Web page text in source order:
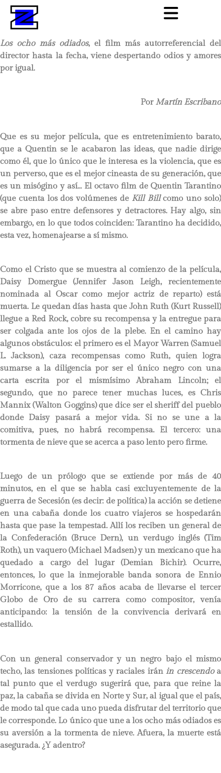
Los ocho más odiados, el film más autorreferencial del
director hasta la fecha, viene despertando odios y amores
por igual.
Por Martín Escribano
Que es su mejor película, que es entretenimiento barato,
que a Quentin se le acabaron las ideas, que nadie dirige
como él, que lo único que le interesa es la violencia, que es
un perverso, que es el mejor cineasta de su generación, que
es un misógino y así… El octavo film de Quentin Tarantino
(que cuenta los dos volúmenes de Kill Billcomo uno solo)
se abre paso entre defensores y detractores. Hay algo, sin
embargo, en lo que todos coinciden: Tarantino ha decidido,
esta vez, homenajearse a sí mismo.
Como el Cristo que se muestra al comienzo de la película,
Daisy Domergue (Jennifer Jason Leigh, recientemente
nominada al Oscar como mejor actriz de reparto) está
muerta. Le quedan días hasta que John Ruth (Kurt Russell)
llegue a Red Rock, cobre su recompensa y la entregue para
ser colgada ante los ojos de la plebe. En el camino hay
algunos obstáculos: el primero es el Mayor Warren (Samuel
L. Jackson), caza recompensas como Ruth, quien logra
sumarse a la diligencia por ser el único negro con una
carta escrita por el mismísimo Abraham Lincoln; el
segundo, que no parece tener muchas luces, es Chris
Mannix (Walton Goggins) que dice ser el sheriff del pueblo
donde Daisy pasará a mejor vida. Si no se une a la
comitiva, pues, no habrá recompensa. El tercero: una
tormenta de nieve que se acerca a paso lento pero firme.
Luego de un prólogo que se extiende por más de 40
minutos, en el que se habla casi excluyentemente de la
guerra de Secesión (es decir: de política) la acción se detiene
en una cabaña donde los cuatro viajeros se hospedarán
hasta que pase la tempestad. Allí los reciben un general de
la Confederación (Bruce Dern), un verdugo inglés (Tim
Roth), un vaquero (Michael Madsen) y un mexicano que ha
quedado a cargo del lugar (Demian Bichir). Ocurre,
entonces, lo que la inmejorable banda sonora de Ennio
Morricone, que a los 87 años acaba de llevarse el tercer
Globo de Oro de su carrera como compositor, venía
anticipando: la tensión de la convivencia derivará en
estallido.
Con un general conservador y un negro bajo el mismo
techo, las tensiones políticas y raciales iránin crescendoa
tal punto que el verdugo sugerirá que, para que reine la
paz, la cabaña se divida en Norte y Sur, al igual que el país,
de modo tal que cada uno pueda disfrutar del territorio que
le corresponde. Lo único que une a los ocho más odiados es
su aversión a la tormenta de nieve. Afuera, la muerte está
asegurada. ¿Y adentro?